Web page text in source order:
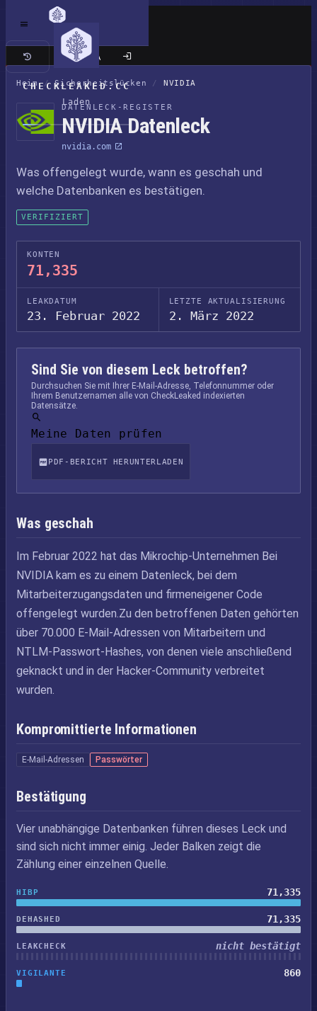
CHECKLEAKED.CC
Laden
Klassische Seite
Heim / Sicherheitslücken / NVIDIA
DATENLECK-REGISTER
NVIDIA Datenleck
nvidia.com
Was offengelegt wurde, wann es geschah und
welche Datenbanken es bestätigen.
VERIFIZIERT
KONTEN
71,335
LEAKDATUM
23. Februar 2022
LETZTE AKTUALISIERUNG
2. März 2022
Sind Sie von diesem Leck betroffen?
Durchsuchen Sie mit Ihrer E-Mail-Adresse, Telefonnummer oder
Ihrem Benutzernamen alle von CheckLeaked indexierten
Datensätze.
Meine Daten prüfen
PDF-BERICHT HERUNTERLADEN
Was geschah
Im Februar 2022 hat das Mikrochip-Unternehmen Bei
NVIDIA kam es zu einem Datenleck, bei dem
Mitarbeiterzugangsdaten und firmeneigener Code
offengelegt wurden.Zu den betroffenen Daten gehörten
über 70.000 E-Mail-Adressen von Mitarbeitern und
NTLM-Passwort-Hashes, von denen viele anschließend
geknackt und in der Hacker-Community verbreitet
wurden.
Kompromittierte Informationen
E-Mail-Adressen Passwörter
Bestätigung
Vier unabhängige Datenbanken führen dieses Leck und
sind sich nicht immer einig. Jeder Balken zeigt die
Zählung einer einzelnen Quelle.
HIBP 71,335
DEHASHED 71,335
LEAKCHECK nicht bestätigt
VIGILANTE 860